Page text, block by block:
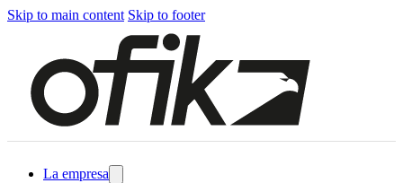
Skip to main content Skip to footer
La empresa